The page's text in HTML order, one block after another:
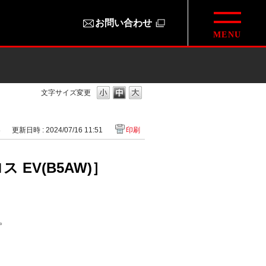
お問い合わせ
文字サイズ変更
更新日時 : 2024/07/16 11:51 印刷
EV(B5AW)］